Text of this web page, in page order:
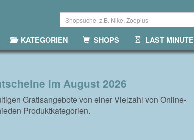
KATEGORIEN SHOPS LAST MINUTE
im August 2026
Gratisangebote von einer Vielzahl von Online-
Produktkategorien.